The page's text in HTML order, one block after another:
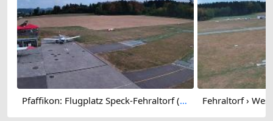
Pfaffikon: Flugplatz Speck-Fehraltorf (LSZK) 2